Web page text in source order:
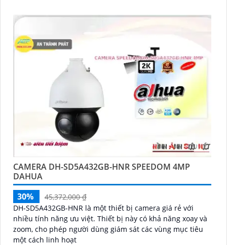
CAMERA DH-SD5A432GB-HNR SPEEDOM 4MP
DAHUA
30%
45,372,000 ₫
DH-SD5A432GB-HNR là một thiết bị camera giá rẻ với
nhiều tính năng ưu việt. Thiết bị này có khả năng xoay và
zoom, cho phép người dùng giám sát các vùng mục tiêu
một cách linh hoạt